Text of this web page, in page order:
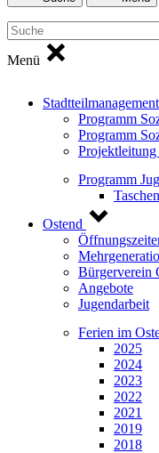
Menü
Stadtteilmanagement
Programm
Programm
Projektleitung
Programm
Ostend
Bürgerverein
Angebote
Jugendarbeit
Ferien im
2025
2024
2023
2022
2021
2019
2018